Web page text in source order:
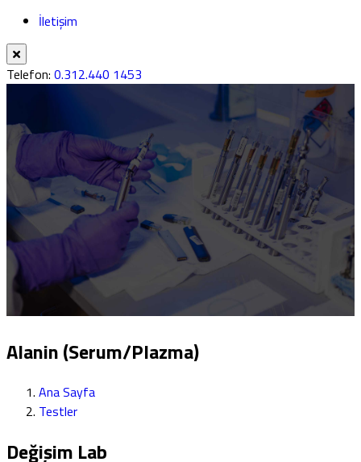
İletişim
Telefon: 0.312.440 1453
Alanin (Serum/Plazma)
Ana Sayfa
Testler
Değişim Lab